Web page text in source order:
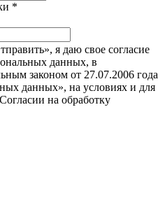
*
я даю свое согласие
данных, в
законом от 27.07.2006 года
данных», на условиях и для
на обработку